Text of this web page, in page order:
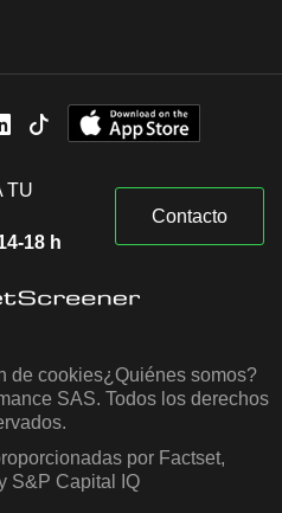
TU
18 h
Contacto
de cookies¿Quiénes somos?
SAS. Todos los derechos
por Factset,
S&P Capital IQ